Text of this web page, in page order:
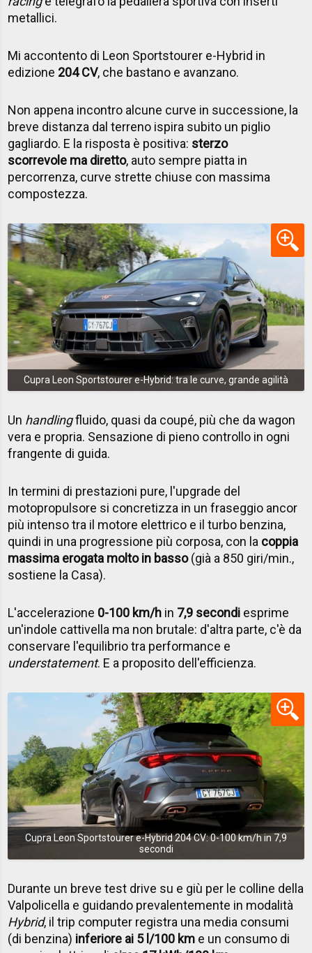
metallici.
Mi accontento di Leon Sportstourer e-Hybrid in
edizione 204 CV, che bastano e avanzano.
Non appena incontro alcune curve in successione, la
breve distanza dal terreno ispira subito un piglio
gagliardo. E la risposta è positiva: sterzo
scorrevole ma diretto, auto sempre piatta in
percorrenza, curve strette chiuse con massima
compostezza.
Cupra Leon Sportstourer e-Hybrid: tra le curve, grande agilità
Un handlingfluido, quasi da coupé, più che da wagon
vera e propria. Sensazione di pieno controllo in ogni
frangente di guida.
In termini di prestazioni pure, l'upgrade del
motopropulsore si concretizza in un fraseggio ancor
più intenso tra il motore elettrico e il turbo benzina,
quindi in una progressione più corposa, con la coppia
massima erogata molto in basso(già a 850 giri/min.,
sostiene la Casa).
L'accelerazione 0-100 km/h in 7,9 secondi esprime
un'indole cattivella ma non brutale: d'altra parte, c'è da
conservare l'equilibrio tra performance e
understatement. E a proposito dell'efficienza.
Cupra Leon Sportstourer e-Hybrid 204 CV: 0-100 km/h in 7,9
secondi
Durante un breve test drive su e giù per le colline della
Valpolicella e guidando prevalentemente in modalità
Hybrid, il trip computer registra una media consumi
(di benzina) inferiore ai 5 l/100 km e un consumo di